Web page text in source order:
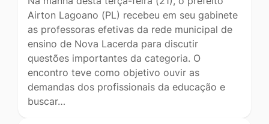
Airton Lagoano (PL) recebeu em seu gabinete
as professoras efetivas da rede municipal de
ensino de Nova Lacerda para discutir
questões importantes da categoria. O
encontro teve como objetivo ouvir as
demandas dos profissionais da educação e
buscar…